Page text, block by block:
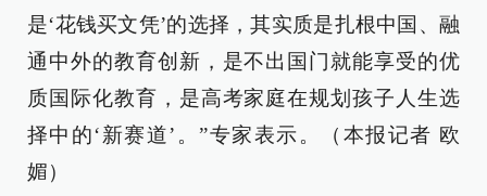
是‘花钱买文凭’的选择，其实质是扎根中国、融
通中外的教育创新，是不出国门就能享受的优
质国际化教育，是高考家庭在规划孩子人生选
择中的‘新赛道’。”专家表示。（本报记者 欧
媚）